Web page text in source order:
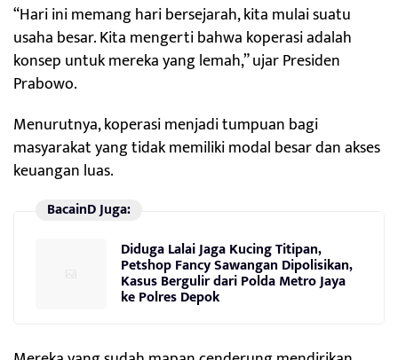
“Hari ini memang hari bersejarah, kita mulai suatu
usaha besar. Kita mengerti bahwa koperasi adalah
konsep untuk mereka yang lemah,” ujar Presiden
Prabowo.
Menurutnya, koperasi menjadi tumpuan bagi
masyarakat yang tidak memiliki modal besar dan akses
keuangan luas.
BacainD Juga:
Diduga Lalai Jaga Kucing Titipan,
Petshop Fancy Sawangan Dipolisikan,
Kasus Bergulir dari Polda Metro Jaya
ke Polres Depok